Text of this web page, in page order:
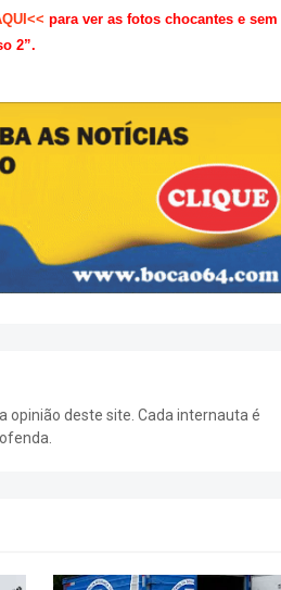
para ver as fotos chocantes e sem
2”.
opinião deste site. Cada internauta é